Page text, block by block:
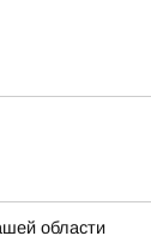
области